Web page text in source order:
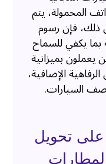
المحمولة، يتم
ذلك، فإن رسوم
يكفي للسماح
يعملون بميزانية
الإضافية،
السيارات.
على تحويل